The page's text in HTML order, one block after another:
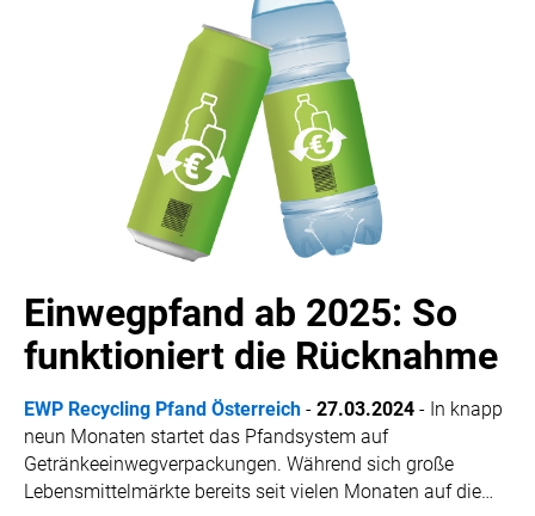
Einwegpfand ab 2025: So
funktioniert die Rücknahme
EWP Recycling Pfand Österreich - 27.03.2024 - In knapp
neun Monaten startet das Pfandsystem auf
Getränkeeinwegverpackungen. Während sich große
Lebensmittelmärkte bereits seit vielen Monaten auf die